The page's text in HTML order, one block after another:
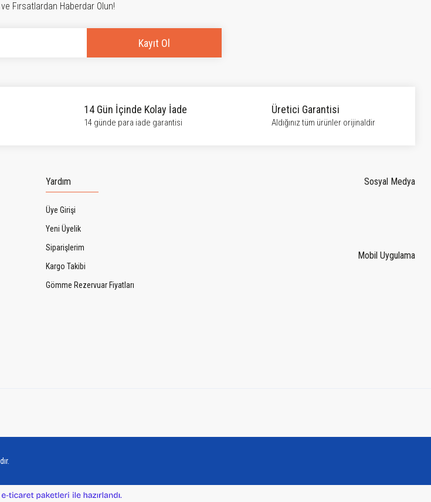
Fırsatlardan Haberdar Olun!
Kayıt Ol
14 Gün İçinde Kolay İade
14 günde para iade garantisi
Üretici Garantisi
Aldığınız tüm ürünler orijinaldir
Yardım
Üye Girişi
Yeni Üyelik
Siparişlerim
Kargo Takibi
Gömme Rezervuar Fiyatları
Sosyal Medya
Mobil Uygulama
ideasoft e-